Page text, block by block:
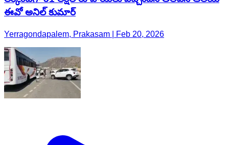
ఈవో అనిల్ కుమార్
Yerragondapalem, Prakasam | Feb 20, 2026